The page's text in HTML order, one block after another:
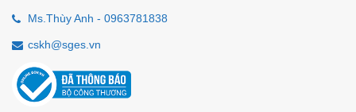
Ms.Thùy Anh - 0963781838
cskh@sges.vn